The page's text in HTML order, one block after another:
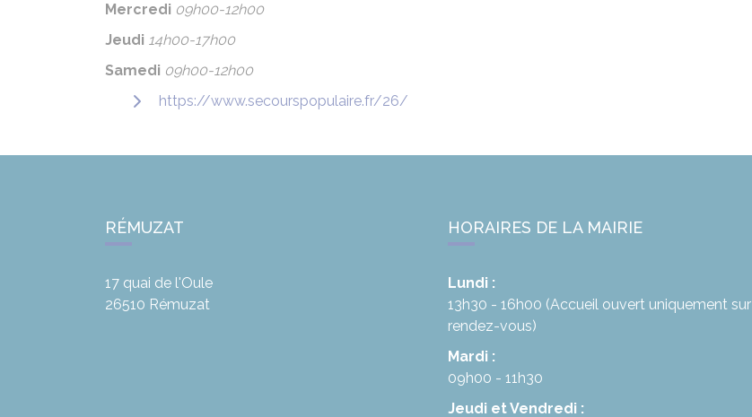
Mercredi 09h00-12h00
Jeudi 14h00-17h00
Samedi 09h00-12h00
https://www.secourspopulaire.fr/26/
RÉMUZAT
17 quai de l'Oule
26510 Rémuzat
HORAIRES DE LA MAIRIE
Lundi :
13h30 - 16h00 (Accueil ouvert uniquement sur
rendez-vous)
Mardi :
09h00 - 11h30
Jeudi et Vendredi :